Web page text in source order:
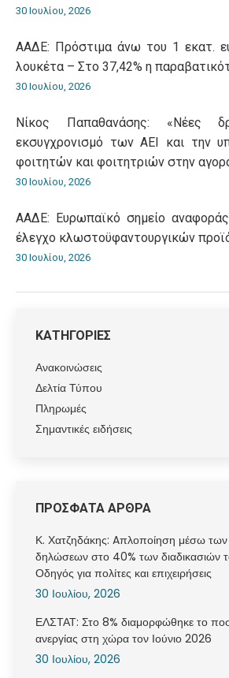
30 Ιουλίου, 2026
ΑΑΔΕ: Πρόστιμα άνω του 1 εκατ.
λουκέτα – Στο 37,42% η
30 Ιουλίου, 2026
Νίκος Παπαθανάσης: «Νέες
εκσυγχρονισμό των ΑΕΙ και την
φοιτητών και φοιτητριών στην
30 Ιουλίου, 2026
ΑΑΔΕ: Ευρωπαϊκό σημείο
έλεγχο κλωστοϋφαντουργικών
30 Ιουλίου, 2026
ΚΑΤΗΓΟΡΙΕΣ
Ανακοινώσεις
Δελτία Τύπου
Πληρωμές
Σημαντικές ειδήσεις
ΠΡΟΣΦΑΤΑ ΑΡΘΡΑ
Κ. Χατζηδάκης: Aπλοποίηση μέσω
δηλώσεων στο 40% των διαδικασιών
Οδηγός για πολίτες και επιχειρήσεις
30 Ιουλίου, 2026
ΕΛΣΤΑΤ: Στο 8% διαμορφώθηκε το
ανεργίας στη χώρα τον Ιούνιο 2026
30 Ιουλίου, 2026